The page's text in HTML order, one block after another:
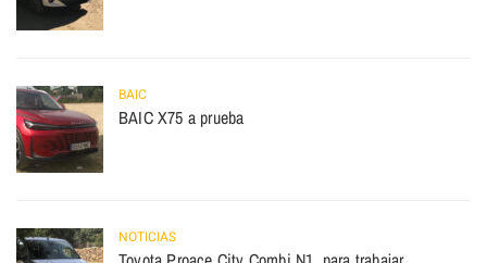
BAIC
BAIC X75 a prueba
NOTICIAS